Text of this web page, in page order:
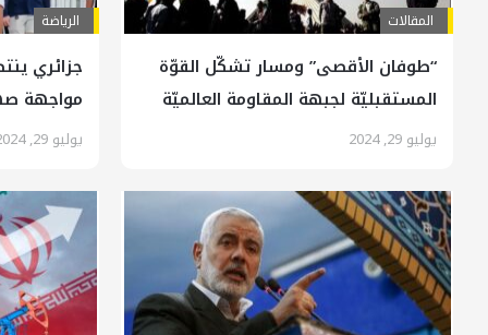
المقالات
“طوفان الأقصى” ومسار تشكّل القوّة
المستقبليّة لجبهة المقاومة العالميّة
(2/2)يوليو 29, 2024
الرياضة
جزائري
مواجهة
يوليو 29, 2024